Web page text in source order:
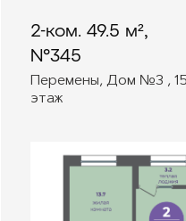
2-ком. 49.5 м²,
№345
Перемены, Дом №3 , 15
этаж